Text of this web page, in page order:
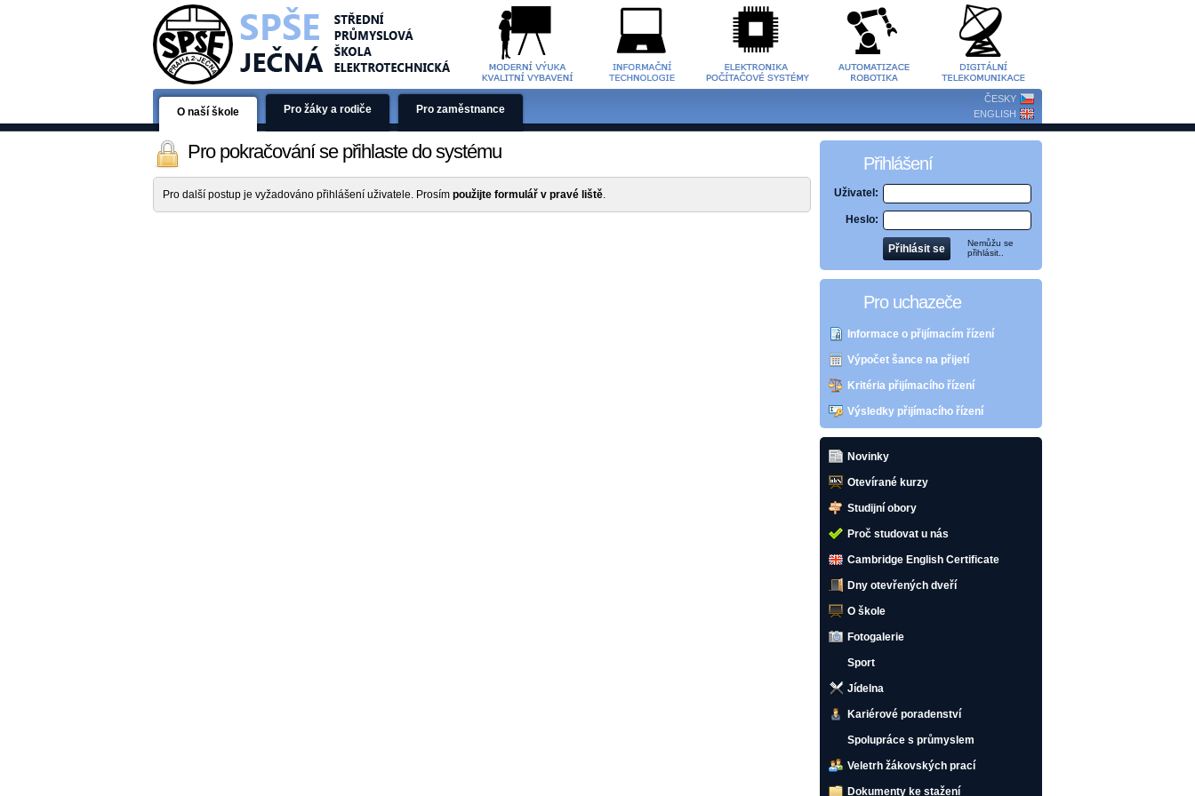
ČESKY
ENGLISH
O naší škole Pro žáky a rodiče Pro zaměstnance
Přihlášení
Uživatel:
Heslo:
Nemůžu se
přihlásit..
Pro uchazeče
Informace o přijímacím řízení
Výpočet šance na přijetí
Kritéria přijímacího řízení
Výsledky přijímacího řízení
Novinky
Otevírané kurzy
Studijní obory
Proč studovat u nás
Cambridge English Certificate
Dny otevřených dveří
O škole
Fotogalerie
Sport
Jídelna
Kariérové poradenství
Spolupráce s průmyslem
Veletrh žákovských prací
Dokumenty ke stažení
Pro pokračování se přihlaste do systému
Pro další postup je vyžadováno přihlášení uživatele. Prosím použijte formulář v pravé liště.